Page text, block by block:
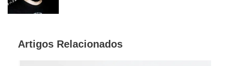
Artigos Relacionados